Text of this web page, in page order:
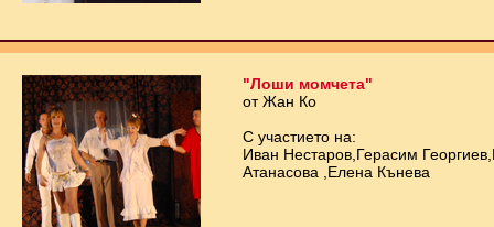
"Лоши момчета"
от Жан Ко
С участието на:
Иван Нестаров,Герасим
Атанасова ,Елена Кънева